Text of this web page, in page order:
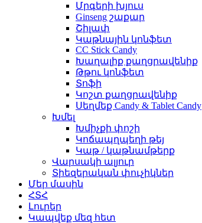
Մրգերի խյուս
Ginseng շաքար
Շիլափ
Կաթնային կոնֆետ
CC Stick Candy
Խաղալիք քաղցրավենիք
Թթու կոնֆետ
Տոֆի
Կոշտ քաղցրավենիք
Սեղմեք Candy & Tablet Candy
Խմել
Խմիչքի փոշի
Կոճապղպեղի թեյ
Կաթ / կաթնամթերք
Վարսակի ալյուր
Տիեզերական փուչիկներ
Մեր մասին
ՀՏՀ
Լուրեր
Կապվեք մեզ հետ